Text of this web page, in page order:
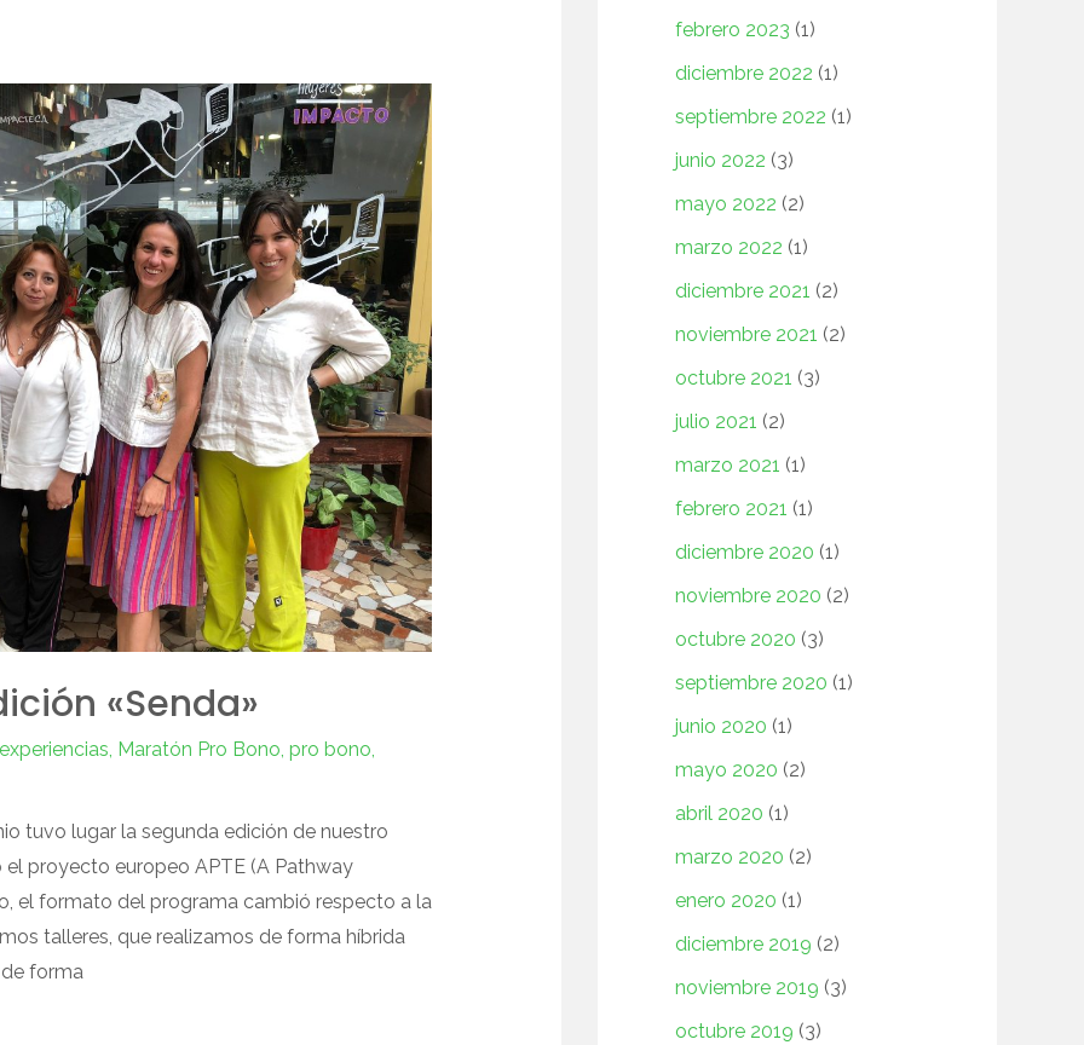
«Senda»
experiencias, Maratón Pro Bono, pro bono,
tuvo lugar la segunda edición de nuestro
proyecto europeo APTE (A Pathway
el formato del programa cambió respecto a la
talleres, que realizamos de forma híbrida
forma
febrero 2023 (1)
diciembre 2022 (1)
septiembre 2022 (1)
junio 2022 (3)
mayo 2022 (2)
marzo 2022 (1)
diciembre 2021 (2)
noviembre 2021 (2)
octubre 2021 (3)
julio 2021 (2)
marzo 2021 (1)
febrero 2021 (1)
diciembre 2020 (1)
noviembre 2020 (2)
octubre 2020 (3)
septiembre 2020 (1)
junio 2020 (1)
mayo 2020 (2)
abril 2020 (1)
marzo 2020 (2)
enero 2020 (1)
diciembre 2019 (2)
noviembre 2019 (3)
octubre 2019 (3)